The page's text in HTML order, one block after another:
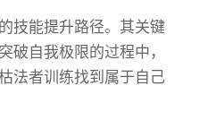
技能提升路径。其关键
自我极限的过程中，
法者训练找到属于自己